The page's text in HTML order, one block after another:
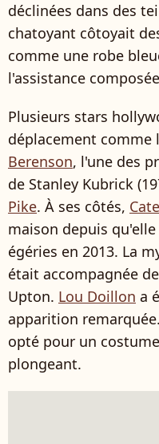
déclinées dans des
chatoyant côtoyait
comme une robe
l'assistance
Plusieurs stars
déplacement comme
Berenson, l'une des
de Stanley Kubrick
Pike. À ses côtés,
maison depuis
égéries en 2013. La
était accompagnée
Upton. Lou Doillon a
apparition
opté pour un
plongeant.